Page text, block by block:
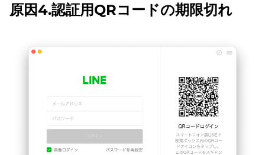
原因4.認証用QRコードの期限切れ